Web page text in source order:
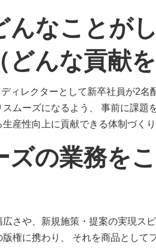
んなことが
どんな貢献
ィレクターとして新卒社員が2
スムーズになるよう、 事前に課
産性向上に貢献できる体制づく
ズの業務を
さや、新規施策・提案の実現ス
権に携わり、 それを商品とし